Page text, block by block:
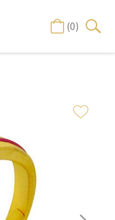
(0)